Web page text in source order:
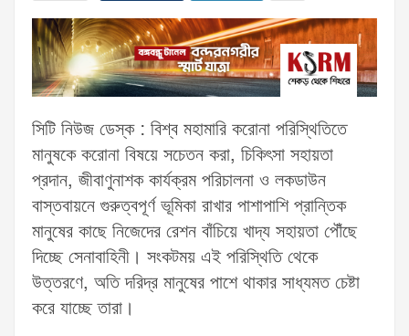
সিটি নিউজ ডেস্ক : বিশ্ব মহামারি করোনা পরিস্থিতিতে
মানুষকে করোনা বিষয়ে সচেতন করা, চিকিৎসা সহায়তা
প্রদান, জীবাণুনাশক কার্যক্রম পরিচালনা ও লকডাউন
বাস্তবায়নে গুরুত্বপূর্ণ ভূমিকা রাখার পাশাপাশি প্রান্তিক
মানুষের কাছে নিজেদের রেশন বাঁচিয়ে খাদ্য সহায়তা পৌঁছে
দিচ্ছে সেনাবাহিনী। সংকটময় এই পরিস্থিতি থেকে
উত্তরণে, অতি দরিদ্র মানুষের পাশে থাকার সাধ্যমত চেষ্টা
করে যাচ্ছে তারা।